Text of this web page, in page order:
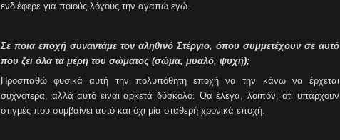
ενδιέφερε για ποιούς λόγους την αγαπώ εγώ.
Σε ποια εποχή συναντάμε τον αληθινό Στέργιο, όπου συμμετέχουν σε αυτό
που ζει όλα τα μέρη του σώματος (σώμα, μυαλό, ψυχή);
Προσπαθώ φυσικά αυτή την πολυπόθητη εποχή να την κάνω να έρχεται
συχνότερα, αλλά αυτό ειναι αρκετά δύσκολο. Θα έλεγα, λοιπόν, οτι υπάρχουν
στιγμές που συμβαίνει αυτό και όχι μία σταθερή χρονικά εποχή.